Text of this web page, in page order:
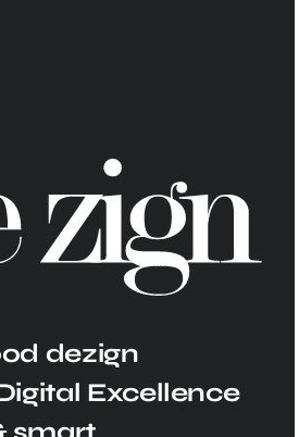
dezign
Excellence